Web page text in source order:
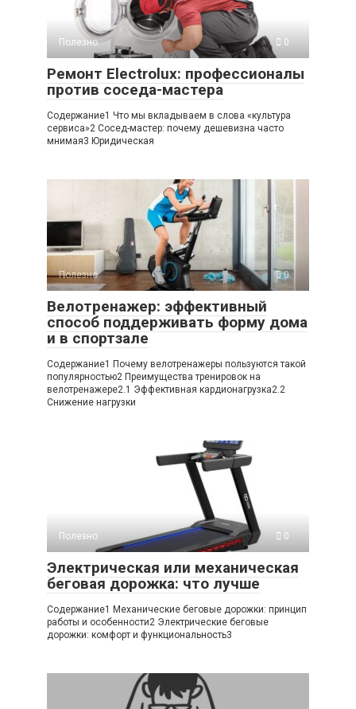
Полезно 0
Ремонт Electrolux: профессионалы
против соседа-мастера
Содержание1 Что мы вкладываем в слова «культура
сервиса»2 Сосед-мастер: почему дешевизна часто
мнимая3 Юридическая
Полезно 0
Велотренажер: эффективный
способ поддерживать форму дома
и в спортзале
Содержание1 Почему велотренажеры пользуются такой
популярностью2 Преимущества тренировок на
велотренажере2.1 Эффективная кардионагрузка2.2
Снижение нагрузки
Полезно 0
Электрическая или механическая
беговая дорожка: что лучше
Содержание1 Механические беговые дорожки: принцип
работы и особенности2 Электрические беговые
дорожки: комфорт и функциональность3